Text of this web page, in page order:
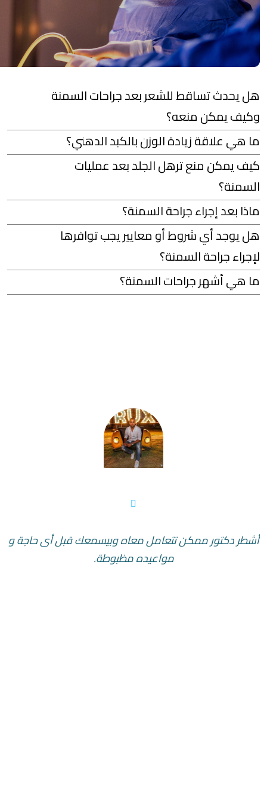
هل يحدث تساقط للشعر بعد جراحات السمنة
وكيف يمكن منعه؟
ما هي علاقة زيادة الوزن بالكبد الدهني؟
كيف يمكن منع ترهل الجلد بعد عمليات
السمنة؟
ماذا بعد إجراء جراحة السمنة؟
هل يوجد أي شروط أو معايير يجب توافرها
لإجراء جراحة السمنة؟
ما هي أشهر جراحات السمنة؟
أشطر دكتور ممكن تتعامل معاه وبيسمعك قبل أى حاجة و
مواعيده مظبوطة.